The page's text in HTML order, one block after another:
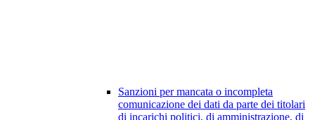
Sanzioni per mancata o incompleta
comunicazione dei dati da parte dei titolari
di incarichi politici, di amministrazione, di